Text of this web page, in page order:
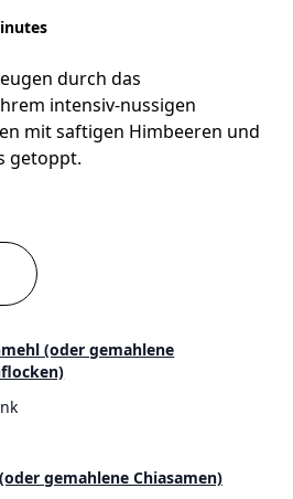
durch das
intensiv-nussigen
mit saftigen Himbeeren und
getoppt.
(oder gemahlene
gemahlene Chiasamen)